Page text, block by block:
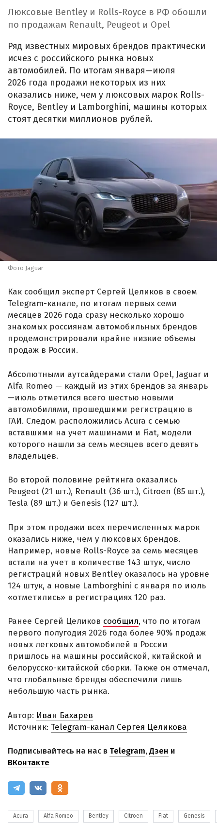
Люксовые Bentley и Rolls-Royce в РФ обошли
по продажам Renault, Peugeot и Opel
Ряд известных мировых брендов практически
исчез с российского рынка новых
автомобилей. По итогам января—июля
2026 года продажи некоторых из них
оказались ниже, чем у люксовых марок Rolls-
Royce, Bentley и Lamborghini, машины которых
стоят десятки миллионов рублей.
Фото Jaguar
Как сообщил эксперт Сергей Целиков в своем
Telegram-канале, по итогам первых семи
месяцев 2026 года сразу несколько хорошо
знакомых россиянам автомобильных брендов
продемонстрировали крайне низкие объемы
продаж в России.
Абсолютными аутсайдерами стали Opel, Jaguar и
Alfa Romeo — каждый из этих брендов за январь
—июль отметился всего шестью новыми
автомобилями, прошедшими регистрацию в
ГАИ. Следом расположились Acura с семью
вставшими на учет машинами и Fiat, модели
которого нашли за семь месяцев всего девять
владельцев.
Во второй половине рейтинга оказались
Peugeot (21 шт.), Renault (36 шт.), Citroen (85 шт.),
Tesla (89 шт.) и Genesis (127 шт.).
При этом продажи всех перечисленных марок
оказались ниже, чем у люксовых брендов.
Например, новые Rolls-Royce за семь месяцев
встали на учет в количестве 143 штук, число
регистраций новых Bentley оказалось на уровне
124 штук, а новые Lamborghini с января по июль
«отметились» в регистрациях 120 раз.
Ранее Сергей Целиков сообщил, что по итогам
первого полугодия 2026 года более 90% продаж
новых легковых автомобилей в России
пришлось на машины российской, китайской и
белорусско-китайской сборки. Также он отмечал,
что глобальные бренды обеспечили лишь
небольшую часть рынка.
Автор: Иван Бахарев
Источник: Telegram-канал Сергея Целикова
Подписывайтесь на нас в Telegram,Дзен и
ВКонтакте
Acura Alfa Romeo Bentley Citroen Fiat Genesis